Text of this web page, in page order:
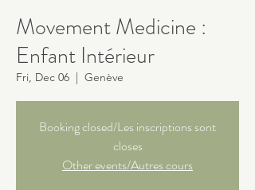
Movement Medicine :
Enfant Intérieur
Fri, Dec 06
  |
Genève
Booking closed/Les inscriptions sont
closes
Other events/Autres cours